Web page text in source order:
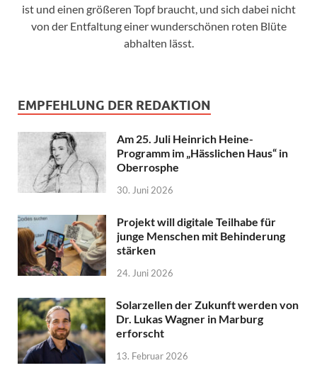
ist und einen größeren Topf braucht, und sich dabei nicht
von der Entfaltung einer wunderschönen roten Blüte
abhalten lässt.
EMPFEHLUNG DER REDAKTION
Am 25. Juli Heinrich Heine-
Programm im „Hässlichen Haus“ in
Oberrosphe
30. Juni 2026
Projekt will digitale Teilhabe für
junge Menschen mit Behinderung
stärken
24. Juni 2026
Solarzellen der Zukunft werden von
Dr. Lukas Wagner in Marburg
erforscht
13. Februar 2026